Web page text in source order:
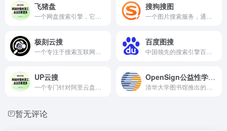
飞猪盘 搜狗搜图
极刻云搜 百度图搜
UP云搜 OpenSign公益性学术资源服务
暂无评论